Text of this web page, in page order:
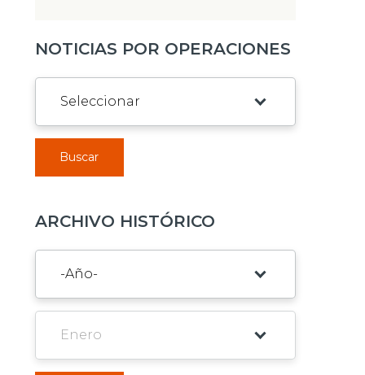
NOTICIAS POR OPERACIONES
Buscar
ARCHIVO HISTÓRICO